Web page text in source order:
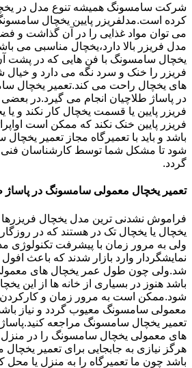
شرکت سامسونگ همیشه تنوع مدل در
کرده است.مدلفریزر پایین یخچال
می توان مواد غذایی را در آن گذاشت و
مدل فریزر بالا دارد،یخچال مناسبی می
یخچال سامسونگ با فن هایی که در پشت
فریزر را خنک و سرد نگه می دارد و خیال
های یخچال راحت می کند.تعمیر یخچال
در پاساژ طلاچیان انجام می گیرد.در
فریزر پایین یا قسمت یخچال کار نکند و
فریزر پایین خنک نکند که ممکن است
باشد و باید با تعمیرگاه مجاز تعمیر
شود تا مشکل شما توسط کارشناسان فنی
گردد.
تعمیر یخچال معمولی سامسونگ در پاساژ
فراموش نشدنی ترین مدل یخچال
یخچال یا یخچال تک در هستند که در
ولی به مرور زمان با پیشرفت تکنولوژی
نمایشگردار وارد بازار شدند که باعث
شد.ولی چون طول عمر یخچال های
باشد هنوز در بسیاری از خانه ها از این
شود.ممکن است به مرور زمان و کارکردن
معمولی سامسونگ معیوب گردد و نیاز باشد
تعمیر یخچال سامسونگ مراجعه
های معمولی یخچال سامسونگ را در
هرگز نیازی به جابجایی برای تعمیر
باشد چون ما تعمیرگاه را به منزل یا محل